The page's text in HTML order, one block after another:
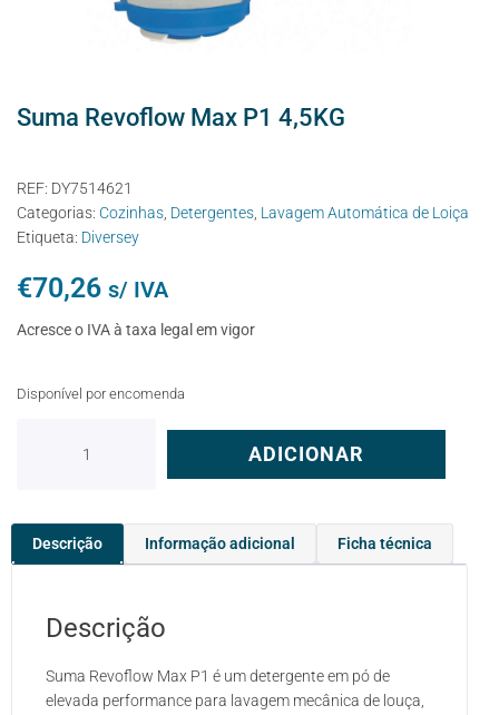
Suma Revoflow Max P1 4,5KG
REF: DY7514621
Categorias: Cozinhas Detergentes Lavagem Automática de Loiça
Etiqueta: Diversey
€70,26 s/ IVA
Acresce o IVA à taxa legal em vigor
Disponível por encomenda
ADICIONAR
Descrição Informação adicional Ficha técnica
Descrição
Suma Revoflow Max P1 é um detergente em pó de
elevada performance para lavagem mecânica de louça,